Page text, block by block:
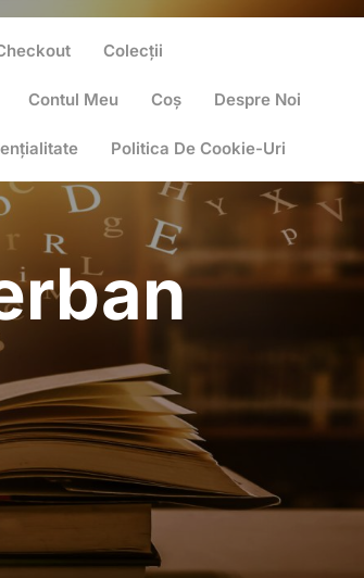
Colecții
Contul Meu Coș Despre Noi
Politica De Cookie-Uri